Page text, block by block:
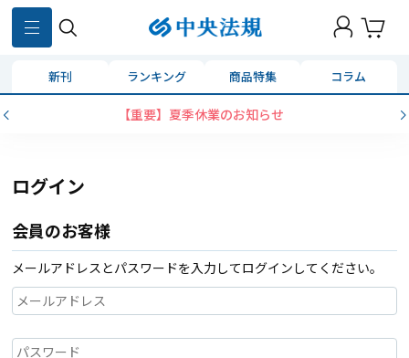
新刊 ランキング 商品特集 コラム
【重要】夏季休業のお知らせ
ログイン
会員のお客様
メールアドレスとパスワードを入力してログインしてください。